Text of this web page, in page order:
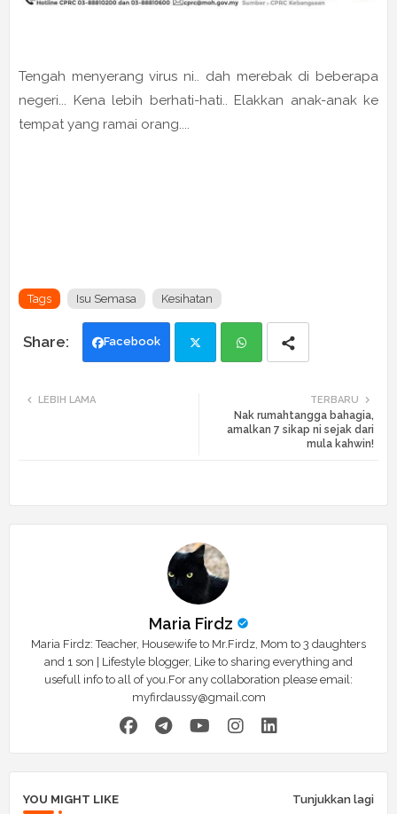
Tengah menyerang virus ni.. dah merebak di beberapa
negeri... Kena lebih berhati-hati.. Elakkan anak-anak ke
tempat yang ramai orang....
Tags Isu Semasa Kesihatan
Facebook
ats
TERBARU
Nak rumahtangga bahagia,
amalkan 7 sikap ni sejak dari
mula kahwin!
LEBIH LAMA
Maria Firdz
Maria Firdz: Teacher, Housewife to Mr.Firdz, Mom to 3 daughters
and 1 son | Lifestyle blogger, Like to sharing everything and
usefull info to all of you.For any collaboration please email:
myfirdaussy@gmail.com
YOU MIGHT LIKE Tunjukkan lagi